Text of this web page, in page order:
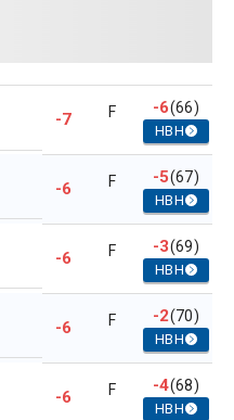
-7 F -6(66)
HBH
-6 F -5(67)
HBH
-6 F -3(69)
HBH
-6 F -2(70)
HBH
-6 F -4(68)
HBH